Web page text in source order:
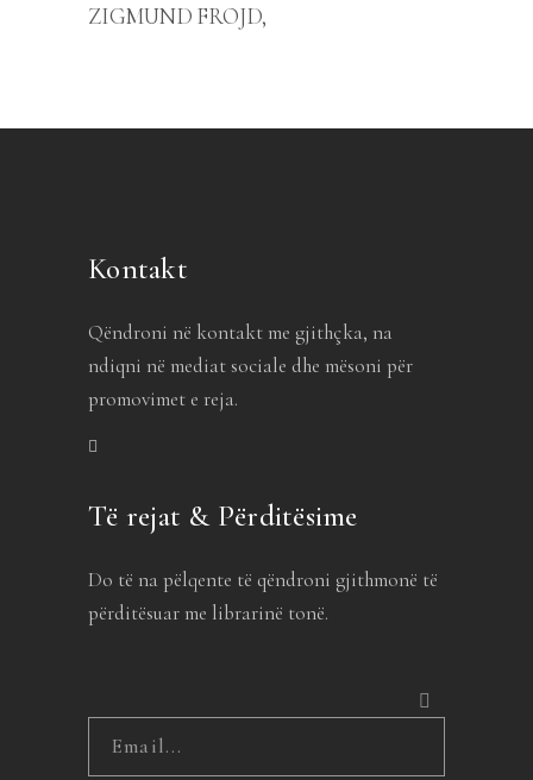
ZIGMUND FROJD
Kontakt
Qëndroni në kontakt me gjithçka, na
ndiqni në mediat sociale dhe mësoni për
promovimet e reja.
Të rejat & Përditësime
Do të na pëlqente të qëndroni gjithmonë të
përditësuar me librarinë tonë.